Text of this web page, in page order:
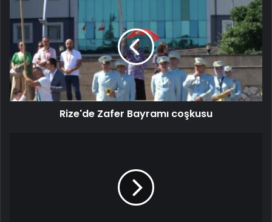
Rize'de Zafer Bayramı coşkusu